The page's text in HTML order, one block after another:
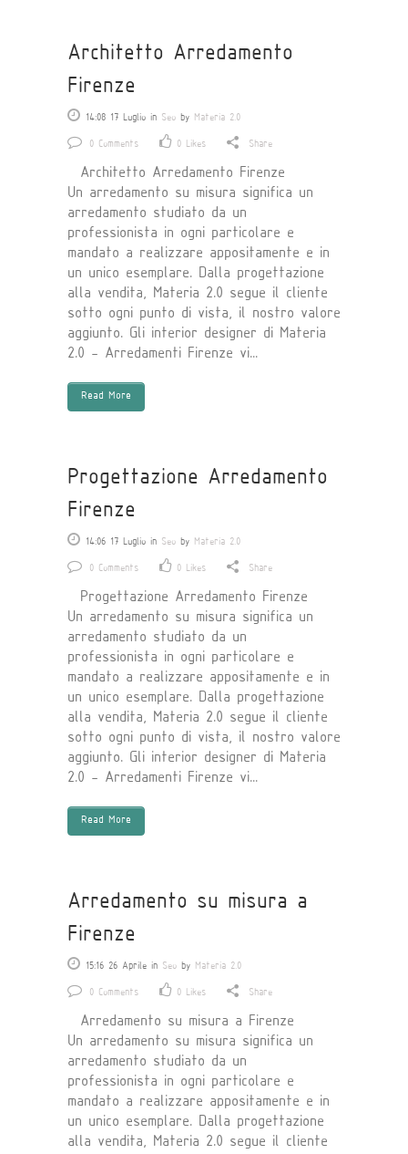
Architetto Arredamento
Firenze
14:08 17 Luglio in Seo by Materia 2.0
0 Comments 0 Likes Share
Architetto Arredamento Firenze
Un arredamento su misura significa un
arredamento studiato da un
professionista in ogni particolare e
mandato a realizzare appositamente e in
un unico esemplare. Dalla progettazione
alla vendita, Materia 2.0 segue il cliente
sotto ogni punto di vista, il nostro valore
aggiunto. Gli interior designer di Materia
2.0 - Arredamenti Firenze vi...
Read More
Progettazione Arredamento
Firenze
14:06 17 Luglio in Seo by Materia 2.0
0 Comments 0 Likes Share
Progettazione Arredamento Firenze
Un arredamento su misura significa un
arredamento studiato da un
professionista in ogni particolare e
mandato a realizzare appositamente e in
un unico esemplare. Dalla progettazione
alla vendita, Materia 2.0 segue il cliente
sotto ogni punto di vista, il nostro valore
aggiunto. Gli interior designer di Materia
2.0 - Arredamenti Firenze vi...
Read More
Arredamento su misura a
Firenze
15:16 26 Aprile in Seo by Materia 2.0
0 Comments 0 Likes Share
Arredamento su misura a Firenze
Un arredamento su misura significa un
arredamento studiato da un
professionista in ogni particolare e
mandato a realizzare appositamente e in
un unico esemplare. Dalla progettazione
alla vendita, Materia 2.0 segue il cliente